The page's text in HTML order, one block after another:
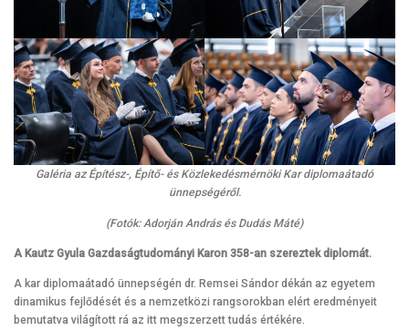
Galéria az Építész-, Építő- és Közlekedésmérnöki Kar diplomaátadó
ünnepségéről.
(Fotók: Adorján András és Dudás Máté)
A Kautz Gyula Gazdaságtudományi Karon 358-an szereztek diplomát.
A kar diplomaátadó ünnepségén dr. Remsei Sándor dékán az egyetem
dinamikus fejlődését és a nemzetközi rangsorokban elért eredményeit
bemutatva világított rá az itt megszerzett tudás értékére.